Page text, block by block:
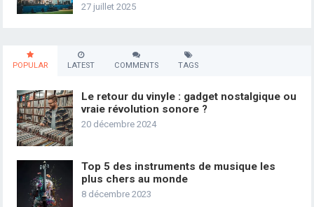
27 juillet 2025
POPULAR LATEST COMMENTS TAGS
Le retour du vinyle : gadget nostalgique ou
vraie révolution sonore ?
20 décembre 2024
Top 5 des instruments de musique les
plus chers au monde
8 décembre 2023